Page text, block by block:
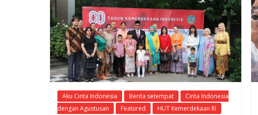
Aku Cinta Indonesia Berita setempat
Cinta Indonesia
dengan Agustusan
Featured HUT Kemerdekaan RI